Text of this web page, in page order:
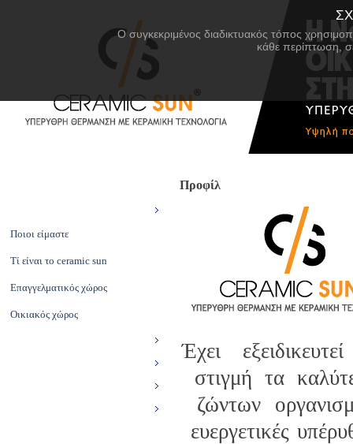
Ποιοι είμαστε
Τί είναι το ceramic sun
Επαγγελματικός χώρος
Οικιακός χώρος
Προφίλ
Έχει
στιγμή τα
ζώντων
ευεργετικές
Ο συγκεκριμένος διαδικτυακός τόπος
κάθε περίπτωση,